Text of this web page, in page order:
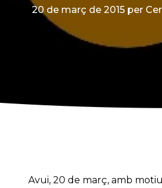
20 de març de 2015 per
Avui, 20 de març, amb motiu